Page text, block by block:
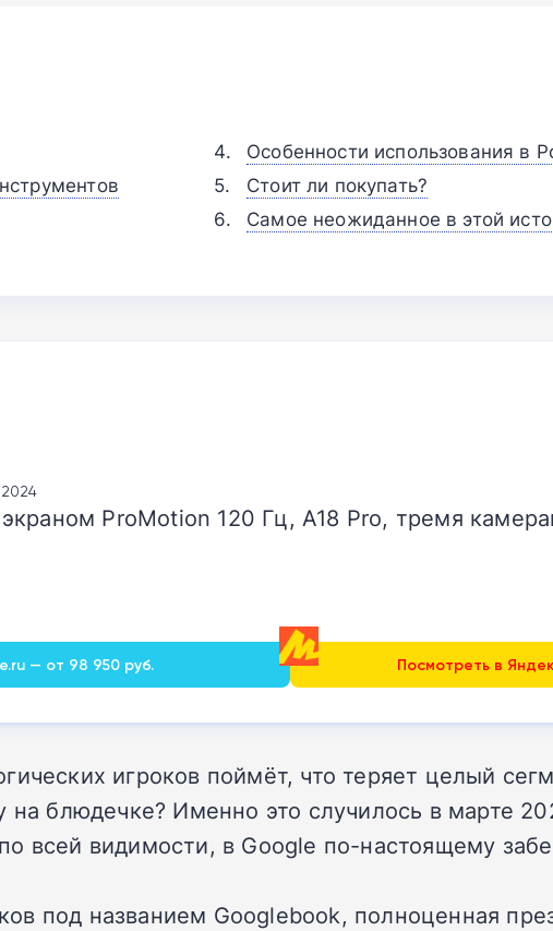
Особенности использования в
Стоит ли покупать?
Самое неожиданное в этой
ProMotion 120 Гц, A18 Pro, тремя
— от 98 950 руб. Посмотреть в
игроков поймёт, что теряет целый
на блюдечке? Именно это случилось в марте
всей видимости, в Google по-настоящему
под названием Googlebook, полноценная